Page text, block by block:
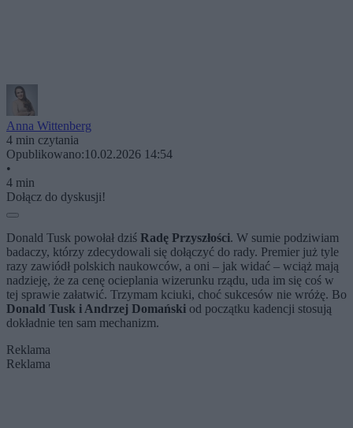
Anna Wittenberg
4 min czytania
Opublikowano:10.02.2026 14:54
•
4 min
Dołącz do dyskusji!
Donald Tusk powołał dziś Radę Przyszłości. W sumie podziwiam
badaczy, którzy zdecydowali się dołączyć do rady. Premier już tyle
razy zawiódł polskich naukowców, a oni – jak widać – wciąż mają
nadzieję, że za cenę ocieplania wizerunku rządu, uda im się coś w
tej sprawie załatwić. Trzymam kciuki, choć sukcesów nie wróżę. Bo
Donald Tusk i Andrzej Domański od początku kadencji stosują
dokładnie ten sam mechanizm.
Reklama
Reklama